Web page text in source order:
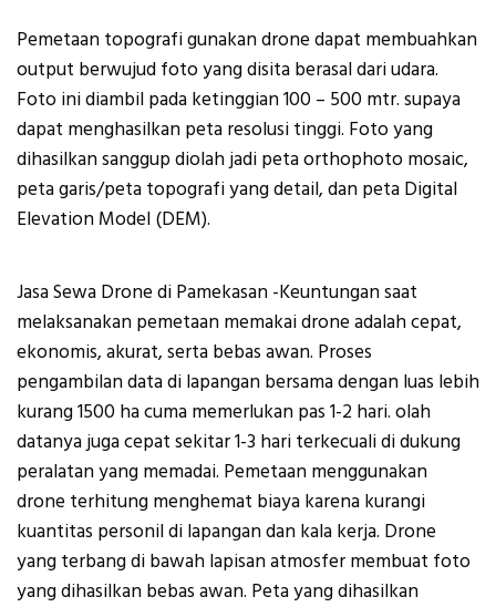
Pemetaan topografi gunakan drone dapat membuahkan
output berwujud foto yang disita berasal dari udara.
Foto ini diambil pada ketinggian 100 – 500 mtr. supaya
dapat menghasilkan peta resolusi tinggi. Foto yang
dihasilkan sanggup diolah jadi peta orthophoto mosaic,
peta garis/peta topografi yang detail, dan peta Digital
Elevation Model (DEM).
Jasa Sewa Drone di Pamekasan -Keuntungan saat
melaksanakan pemetaan memakai drone adalah cepat,
ekonomis, akurat, serta bebas awan. Proses
pengambilan data di lapangan bersama dengan luas lebih
kurang 1500 ha cuma memerlukan pas 1-2 hari. olah
datanya juga cepat sekitar 1-3 hari terkecuali di dukung
peralatan yang memadai. Pemetaan menggunakan
drone terhitung menghemat biaya karena kurangi
kuantitas personil di lapangan dan kala kerja. Drone
yang terbang di bawah lapisan atmosfer membuat foto
yang dihasilkan bebas awan. Peta yang dihasilkan